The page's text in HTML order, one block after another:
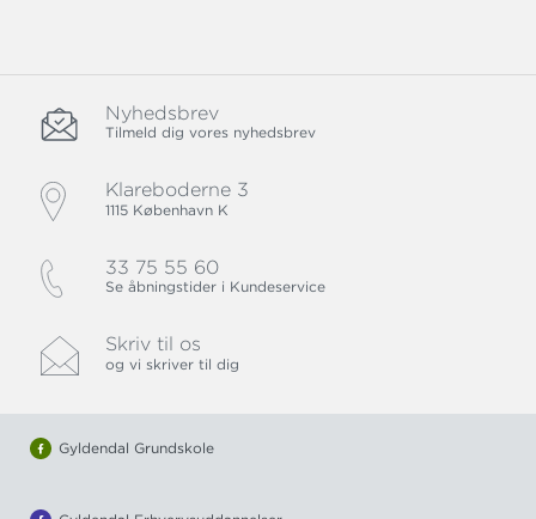
Nyhedsbrev
Tilmeld dig vores nyhedsbrev
Klareboderne 3
1115 København K
33 75 55 60
Se åbningstider i Kundeservice
Skriv til os
og vi skriver til dig
Gyldendal Grundskole